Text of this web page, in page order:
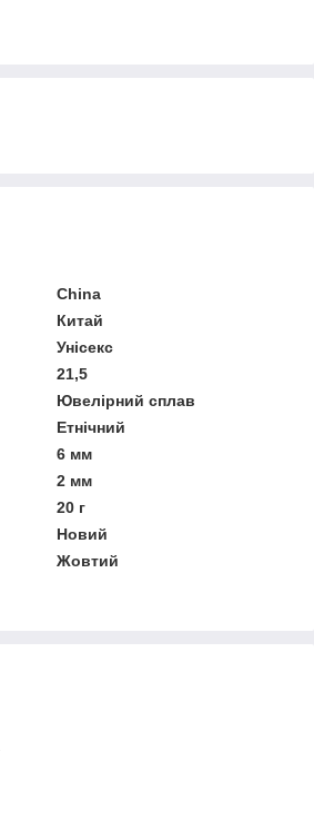
China
Китай
Унісекс
21,5
Ювелірний сплав
Етнічний
6 мм
2 мм
20 г
Новий
Жовтий